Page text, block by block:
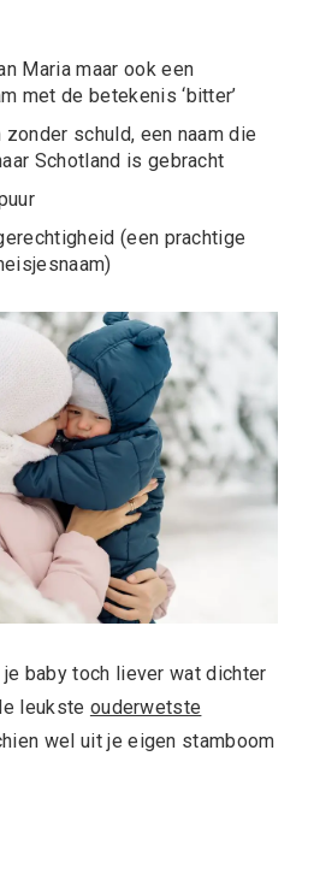
Maria maar ook een
met de betekenis ‘bitter’
schuld, een naam die
Schotland is gebracht
(een prachtige
baby toch liever wat dichter
leukste ouderwetste
wel uit je eigen stamboom